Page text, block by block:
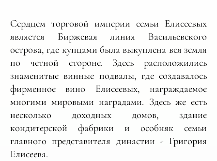
Сердцем торговой империи семьи Елисеевых
является Биржевая линия Васильевского
острова, где купцами была выкуплена вся земля
по четной стороне. Здесь расположились
знаменитые винные подвалы, где создавалось
фирменное вино Елисеевых, награждаемое
многими мировыми наградами. Здесь же есть
несколько доходных домов, здание
кондитерской фабрики и особняк семьи
главного представителя династии - Григория
Елисеева.